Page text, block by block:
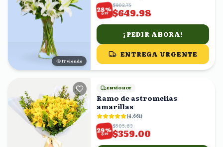
16 viendo
28%
OFF
$902.75
$649.98
¡PEDIR AHORA!
ENTREGA URGENTE
ENVÍO HOY
Ramo de astromelias
amarillas
(4,661)
29%
OFF
$505.63
$359.00